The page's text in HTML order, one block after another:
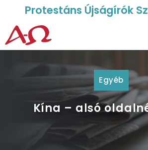
Protestáns Újságírók
Egyéb
Kína – alsó